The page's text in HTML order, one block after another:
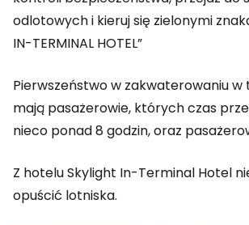
odlotowych i kieruj się zielonymi
IN-TERMINAL HOTEL”
Pierwszeństwo w zakwaterowaniu
mają pasażerowie, których czas
nieco ponad 8 godzin, oraz
Z hotelu Skylight In-Terminal Hotel
opuścić lotniska.